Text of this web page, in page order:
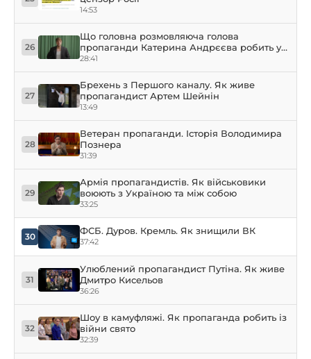
14:53
26
Що головна розмовляюча голова
пропаганди Катерина Андрєєва робить у
мережі?
28:41
27
Брехень з Першого каналу. Як живе
пропагандист Артем Шейнін
13:49
28
Ветеран пропаганди. Історія Володимира
Познера
31:39
29
Армія пропагандистів. Як військовики
воюють з Україною та між собою
33:25
30 ФСБ. Дуров. Кремль. Як знищили ВК
37:42
31
Улюблений пропагандист Путіна. Як живе
Дмитро Кисельов
36:26
32
Шоу в камуфляжі. Як пропаганда робить із
війни свято
32:39